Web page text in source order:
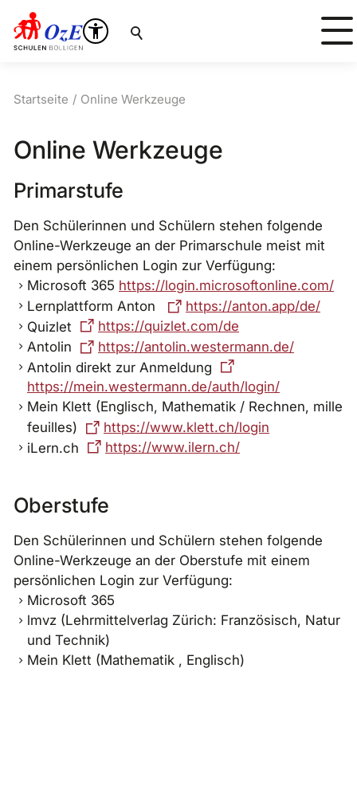
Suche
Startseite Online Werkzeuge
Online Werkzeuge
Primarstufe
Den Schülerinnen und Schülern stehen folgende
Online-Werkzeuge an der Primarschule meist mit
einem persönlichen Login zur Verfügung:
Microsoft 365 https://login.microsoftonline.com/
Lernplattform Anton
https://anton.app/de/
Quizlet
https://quizlet.com/de
Antolin
https://antolin.westermann.de/
Antolin direkt zur Anmeldung
https://mein.westermann.de/auth/login/
Mein Klett (Englisch, Mathematik / Rechnen, mille
feuilles)
https://www.klett.ch/login
iLern.ch
https://www.ilern.ch/
Oberstufe
Den Schülerinnen und Schülern stehen folgende
Online-Werkzeuge an der Oberstufe mit einem
persönlichen Login zur Verfügung:
Microsoft 365
lmvz (Lehrmittelverlag Zürich: Französisch, Natur
und Technik)
Mein Klett (Mathematik , Englisch)